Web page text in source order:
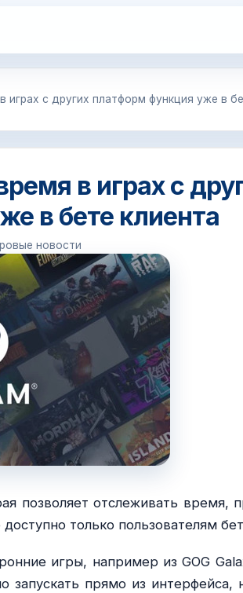
играх с других платформ функция уже в
в играх с
в бете клиента
новости
позволяет отслеживать время,
только пользователям
игры, например из GOG
прямо из интерфейса,